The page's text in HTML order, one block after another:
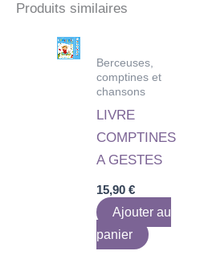
Produits similaires
Berceuses,
comptines et
chansons
LIVRE
COMPTINES
A GESTES
15,90€
Ajouter au
panier